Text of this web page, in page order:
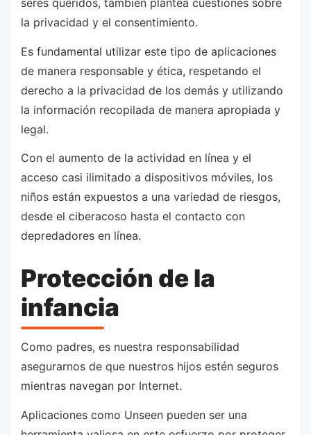
seres queridos, también plantea cuestiones sobre
la privacidad y el consentimiento.
Es fundamental utilizar este tipo de aplicaciones
de manera responsable y ética, respetando el
derecho a la privacidad de los demás y utilizando
la información recopilada de manera apropiada y
legal.
Con el aumento de la actividad en línea y el
acceso casi ilimitado a dispositivos móviles, los
niños están expuestos a una variedad de riesgos,
desde el ciberacoso hasta el contacto con
depredadores en línea.
Protección de la
infancia
Como padres, es nuestra responsabilidad
asegurarnos de que nuestros hijos estén seguros
mientras navegan por Internet.
Aplicaciones como Unseen pueden ser una